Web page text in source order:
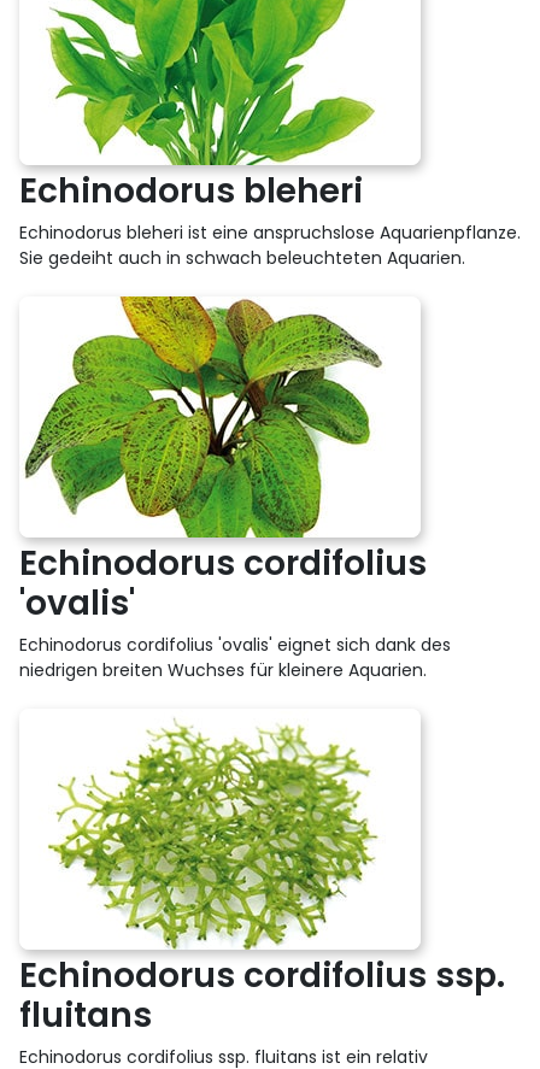
Echinodorus bleheri
Echinodorus bleheri ist eine anspruchslose Aquarienpflanze.
Sie gedeiht auch in schwach beleuchteten Aquarien.
Echinodorus cordifolius
'ovalis'
Echinodorus cordifolius 'ovalis' eignet sich dank des
niedrigen breiten Wuchses für kleinere Aquarien.
Echinodorus cordifolius ssp.
fluitans
Echinodorus cordifolius ssp. fluitans ist ein relativ